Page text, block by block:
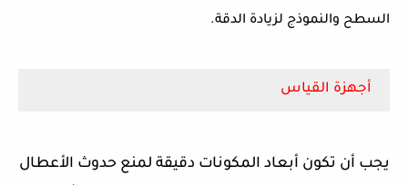
السطح والنموذج لزيادة الدقة.
أجهزة القياس
يجب أن تكون أبعاد المكونات دقيقة لمنع حدوث الأعطال